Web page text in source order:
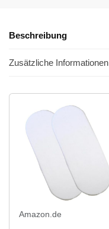
Beschreibung
Zusätzliche Informationen
Amazon.de